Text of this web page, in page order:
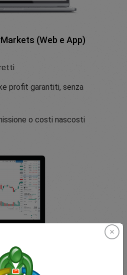
(Web e App)
profit garantiti, senza
o costi nascosti